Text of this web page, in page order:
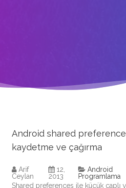
Android shared
kaydetme ve çağırma
Arif
Ceylan
12,
2013
Android
Programlama
Shared preferences ile küçük çaplı